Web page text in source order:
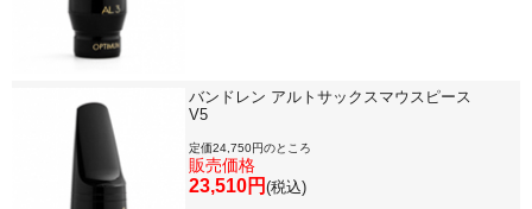
バンドレン アルトサックスマウスピース
V5
定価24,750円のところ
販売価格
23,510円 (税込)